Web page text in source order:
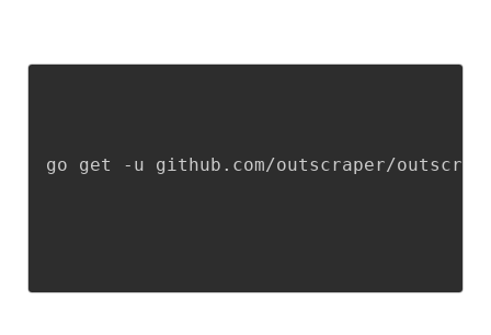
go get -u github.com/outscraper/